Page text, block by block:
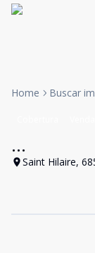
Home Buscar
...
Saint Hilaire,